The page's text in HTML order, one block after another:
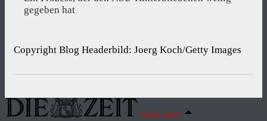
gegeben hat
Copyright Blog Headerbild: Joerg Koch/Getty Images
Nach oben